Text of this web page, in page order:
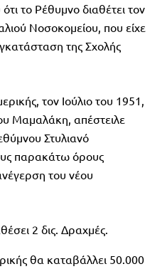
το Ρέθυμνο διαθέτει τον
Νοσοκομείου, που είχε
της Σχολής
τον Ιούλιο του 1951,
Μαμαλάκη, απέστειλε
Στυλιανό
παρακάτω όρους
του νέου
2 δις. Δραχμές.
θα καταβάλλει 50.000